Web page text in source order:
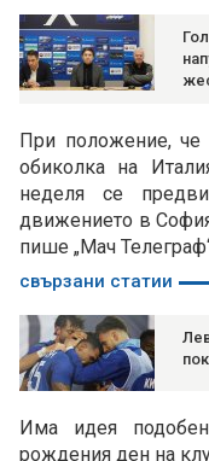
При положение, че
обиколка на
неделя се
движението в
пише „Мач
свързани статии
Има идея
рождения ден на